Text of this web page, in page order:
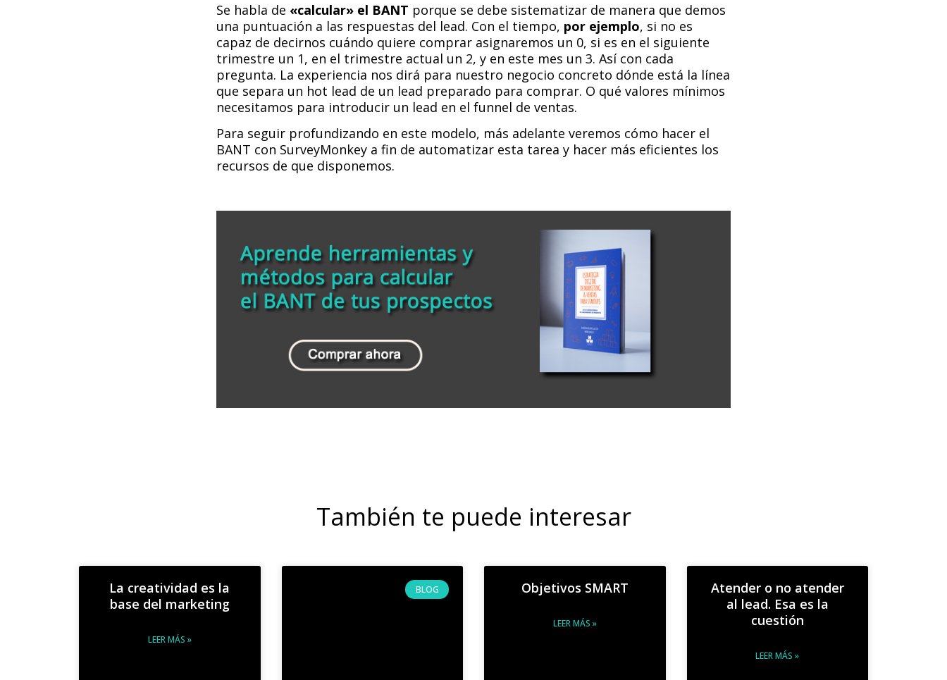
Se habla de «calcular» el BANT porque se debe sistematizar de manera que demos
una puntuación a las respuestas del lead. Con el tiempo, por ejemplo, si no es
capaz de decirnos cuándo quiere comprar asignaremos un 0, si es en el siguiente
trimestre un 1, en el trimestre actual un 2, y en este mes un 3. Así con cada
pregunta. La experiencia nos dirá para nuestro negocio concreto dónde está la línea
que separa un hot lead de un lead preparado para comprar. O qué valores mínimos
necesitamos para introducir un lead en el funnel de ventas.
Para seguir profundizando en este modelo, más adelante veremos cómo hacer el
BANT con SurveyMonkey a fin de automatizar esta tarea y hacer más eficientes los
recursos de que disponemos.
También te puede interesar
La creatividad es la
base del marketing
LEER MÁS »
BLOG Objetivos SMART
LEER MÁS »
Atender o no atender
al lead. Esa es la
cuestión
LEER MÁS »